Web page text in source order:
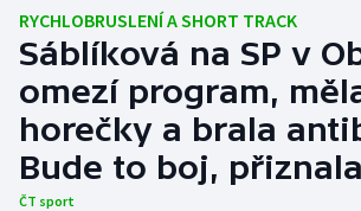
Fotbal
Hokej
Tenis
Atletika
RYCHLOBRUSLENÍ A SHORT TRACK
Sáblíková na SP v
omezí program,
horečky a brala
Bude to boj, přiznala
ČT sport